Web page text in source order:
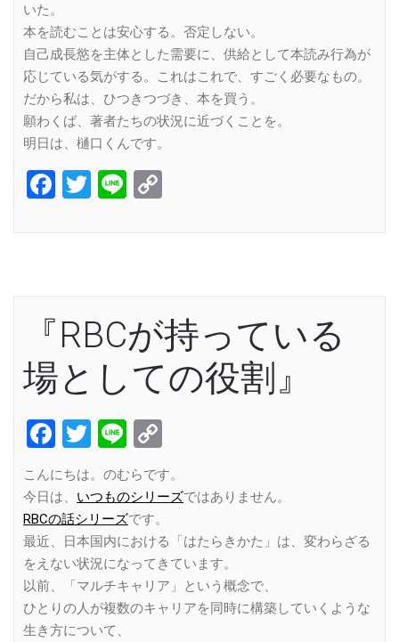
いた。
本を読むことは安心する。否定しない。
自己成長慾を主体とした需要に、供給として本読み行為が
応じている気がする。これはこれで、すごく必要なもの。
だから私は、ひつきつづき、本を買う。
願わくば、著者たちの状況に近づくことを。
明日は、樋口くんです。
Facebook
Twitter
Line
『RBCが持っている
場としての役割』
Facebook
Twitter
Line
Link
こんにちは。のむらです。
今日は、 いつものシリーズではありません。
RBCの話シリーズです。
最近、日本国内における「はたらきかた」は、変わらざる
をえない状況になってきています。
以前、「マルチキャリア」という概念で、
ひとりの人が複数のキャリアを同時に構築していくような
生き方について、